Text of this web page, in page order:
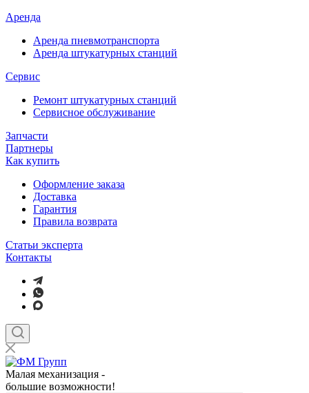
Аренда
Аренда пневмотранспорта
Аренда штукатурных станций
Сервис
Ремонт штукатурных станций
Сервисное обслуживание
Запчасти
Партнеры
Как купить
Оформление заказа
Доставка
Гарантия
Правила возврата
Статьи эксперта
Контакты
Малая механизация -
большие возможности!